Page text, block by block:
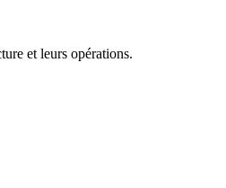
et leurs opérations.